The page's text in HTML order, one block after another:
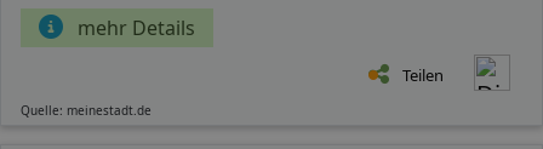
mehr Details
Teilen
Quelle: meinestadt.de